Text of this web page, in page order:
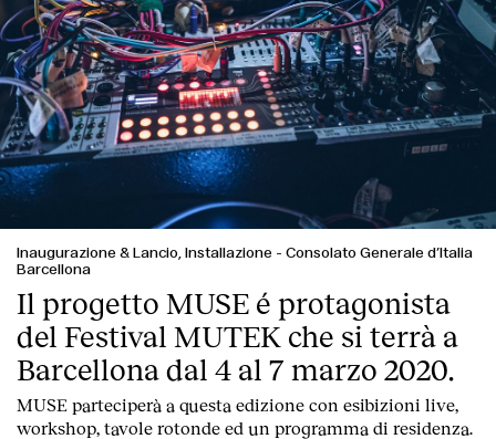
Inaugurazione & Lancio, Installazione - Consolato Generale d’Italia
Barcellona
Il progetto MUSE é protagonista
del Festival MUTEK che si terrà a
Barcellona dal 4 al 7 marzo 2020.
MUSE parteciperà a questa edizione con esibizioni live,
workshop, tavole rotonde ed un programma di residenza.